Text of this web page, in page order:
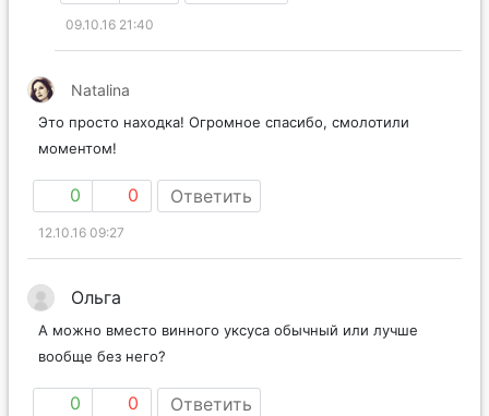
09.10.16 21:40
Natalina
Это просто находка! Огромное спасибо, смолотили
моментом!
0 0 Ответить
12.10.16 09:27
Ольга
А можно вместо винного уксуса обычный или лучше
вообще без него?
0 0 Ответить